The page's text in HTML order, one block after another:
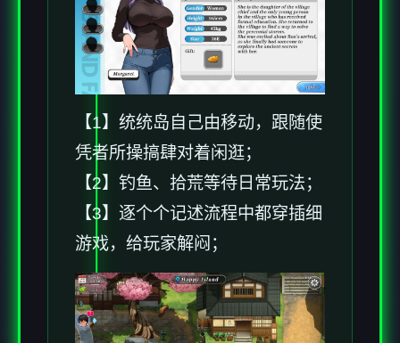
【1】统统岛自己由移动，跟随使
凭者所操搞肆对着闲逛；
【2】钓鱼、拾荒等待日常玩法；
【3】逐个个记述流程中都穿插细
游戏，给玩家解闷；